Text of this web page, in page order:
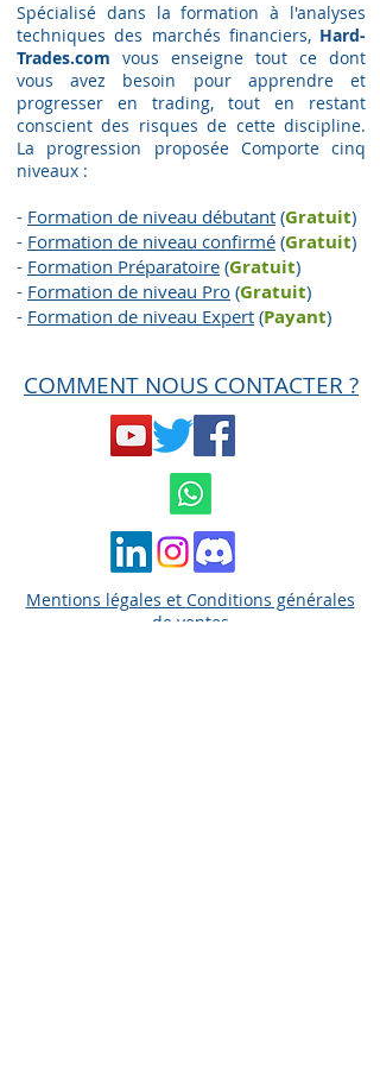
Spécialisé dans la formation à l'analyses
techniques des marchés financiers, Hard-
Trades.com vous enseigne tout ce dont
vous avez besoin pour apprendre et
progresser en trading, tout en restant
conscient des risques de cette discipline.
La progression proposée Comporte cinq
niveaux :
- Formation de niveau débutant (Gratuit)
- Formation de niveau confirmé (Gratuit)
- Formation Préparatoire (Gratuit)
- Formation de niveau Pro (Gratuit)
- Formation de niveau Expert (Payant)
COMMENT NOUS CONTACTER ?
Mentions légales et Conditions générales
de ventes